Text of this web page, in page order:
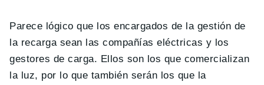
Parece lógico que los encargados de la gestión de
la recarga sean las compañías eléctricas y los
gestores de carga. Ellos son los que comercializan
la luz, por lo que también serán los que la